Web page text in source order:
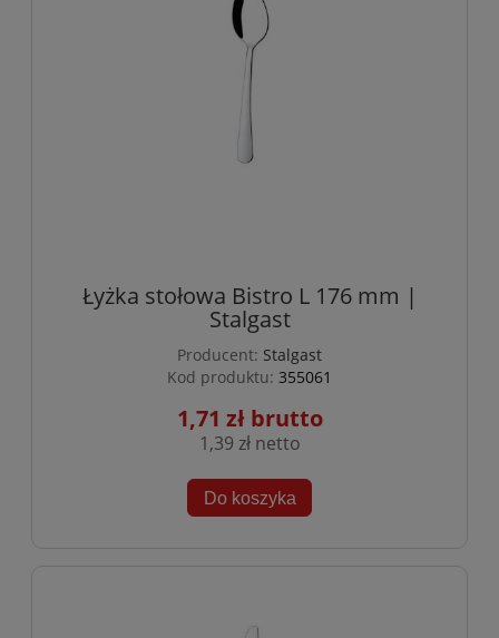
Łyżka stołowa Bistro L 176 mm |
Stalgast
Producent: Stalgast
Kod produktu: 355061
1,71 zł
1,39 zł
Do koszyka